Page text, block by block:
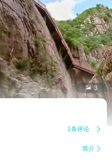
 3
1条评论 
简介 